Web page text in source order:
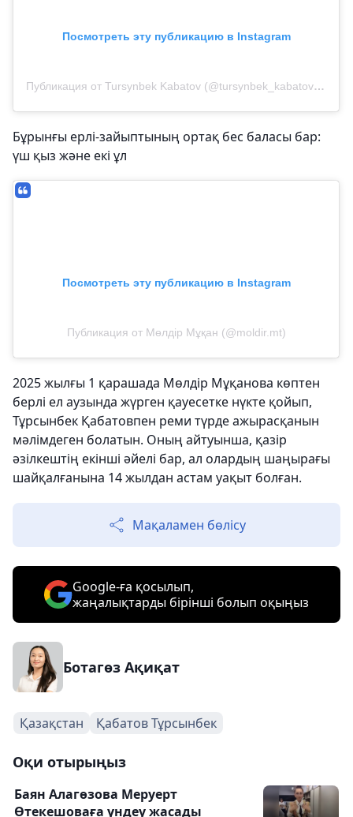
Посмотреть эту публикацию в Instagram
Публикация от Tursynbek Kabatov (@tursynbek_kabatov_resmi)
Бұрынғы ерлі-зайыптының ортақ бес баласы бар:
үш қыз және екі ұл
Посмотреть эту публикацию в Instagram
Публикация от Мөлдір Мұқан (@moldir.mt)
2025 жылғы 1 қарашада Мөлдір Мұқанова көптен
берлі ел аузында жүрген қауесетке нүкте қойып,
Тұрсынбек Қабатовпен реми түрде ажырасқанын
мәлімдеген болатын. Оның айтуынша, қазір
әзілкештің екінші әйелі бар, ал олардың шаңырағы
шайқалғанына 14 жылдан астам уақыт болған.
Мақаламен бөлісу
Google-ға қосылып,
жаңалықтарды бірінші болып оқыңыз
Ботагөз Ақиқат
Қазақстан Қабатов Тұрсынбек
Оқи отырыңыз
Баян Алагөзова Меруерт
Өтекешоваға үндеу жасады